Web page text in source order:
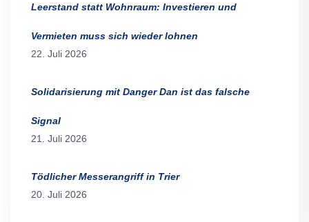
Leerstand statt Wohnraum: Investieren und
Vermieten muss sich wieder lohnen
22. Juli 2026
Solidarisierung mit Danger Dan ist das falsche
Signal
21. Juli 2026
Tödlicher Messerangriff in Trier
20. Juli 2026